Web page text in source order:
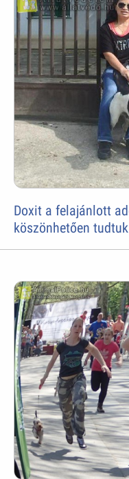
Doxit a felajánlott
köszönhetően